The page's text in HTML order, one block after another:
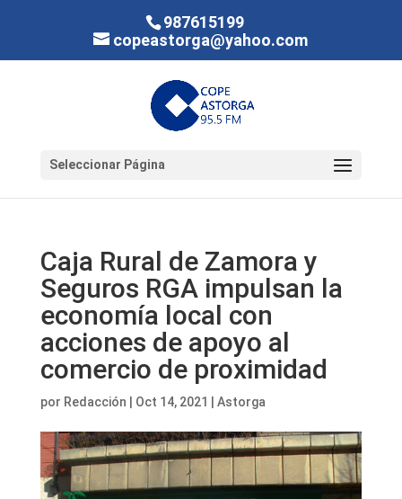
987615199
copeastorga@yahoo.com
Seleccionar Página
Caja Rural de Zamora y
Seguros RGA impulsan la
economía local con
acciones de apoyo al
comercio de proximidad
por Redacción Oct 14, 2021 Astorga